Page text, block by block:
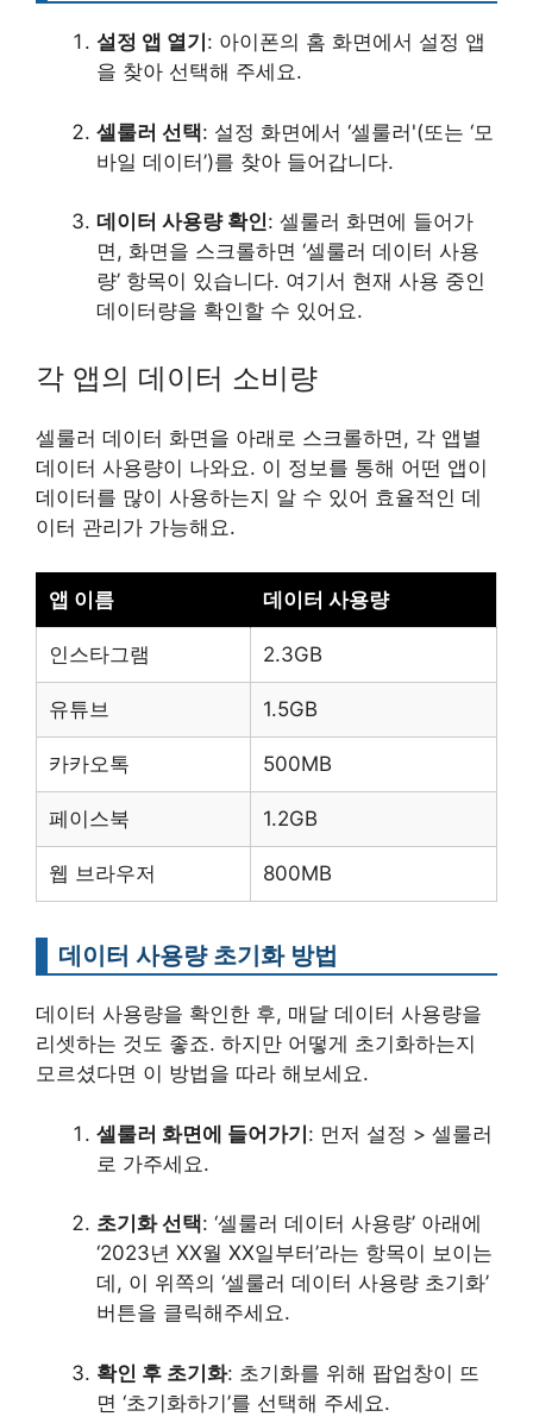
설정 앱 열기 : 아이폰의 홈 화면에서 설정 앱
을 찾아 선택해 주세요.
셀룰러 선택: 설정 화면에서 ‘셀룰러'(또는 ‘모
바일 데이터’)를 찾아 들어갑니다.
데이터 사용량 확인: 셀룰러 화면에 들어가
면, 화면을 스크롤하면 ‘셀룰러 데이터 사용
량’ 항목이 있습니다. 여기서 현재 사용 중인
데이터량을 확인할 수 있어요.
각 앱의 데이터 소비량
셀룰러 데이터 화면을 아래로 스크롤하면, 각 앱별
데이터 사용량이 나와요. 이 정보를 통해 어떤 앱이
데이터를 많이 사용하는지 알 수 있어 효율적인 데
이터 관리가 가능해요.
앱 이름 데이터 사용량
인스타그램 2.3GB
유튜브 1.5GB
카카오톡 500MB
페이스북 1.2GB
웹 브라우저 800MB
데이터 사용량 초기화 방법
데이터 사용량을 확인한 후, 매달 데이터 사용량을
리셋하는 것도 좋죠. 하지만 어떻게 초기화하는지
모르셨다면 이 방법을 따라 해보세요.
셀룰러 화면에 들어가기: 먼저 설정 > 셀룰러
로 가주세요.
초기화 선택: ‘셀룰러 데이터 사용량’ 아래에
‘2023년 XX월 XX일부터’라는 항목이 보이는
데, 이 위쪽의 ‘셀룰러 데이터 사용량 초기화’
버튼을 클릭해주세요.
확인 후 초기화: 초기화를 위해 팝업창이 뜨
면 ‘초기화하기’를 선택해 주세요.